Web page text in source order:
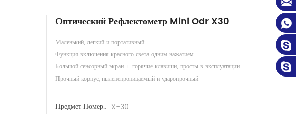
Оптический Рефлектометр Mini Odr X30
Маленький, легкий и портативный
Функция включения красного света одним нажатием
Большой сенсорный экран + горячие клавиши, просты в эксплуатации
Прочный корпус, пыленепроницаемый и ударопрочный
Предмет Номер.: X-30